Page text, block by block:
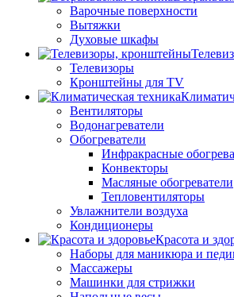
Варочные поверхности
Вытяжки
Духовые шкафы
Телевизоры
Кронштейны для TV
Вентиляторы
Водонагреватели
Обогреватели
Инфракрасные
Конвекторы
Масляные обогреватели
Тепловентиляторы
Увлажнители воздуха
Кондиционеры
Красота и
Наборы для маникюра и
Массажеры
Машинки для стрижки